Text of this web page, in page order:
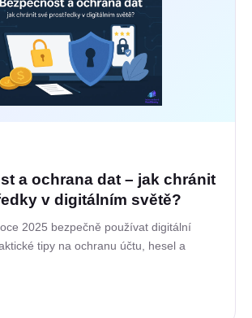
a ochrana dat – jak chránit
v digitálním světě?
2025 bezpečně používat digitální
tipy na ochranu účtu, hesel a